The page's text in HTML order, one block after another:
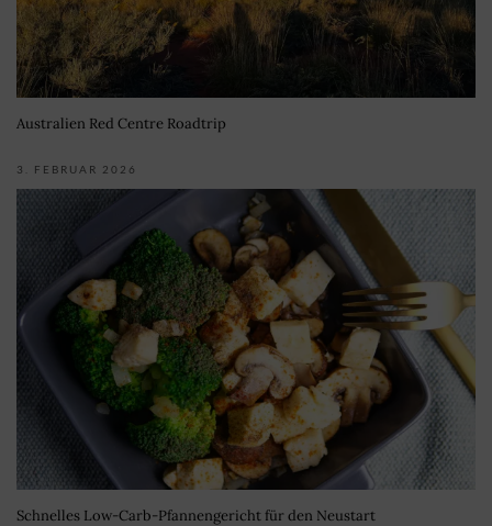
Australien Red Centre Roadtrip
3. FEBRUAR 2026
Schnelles Low-Carb-Pfannengericht für den Neustart